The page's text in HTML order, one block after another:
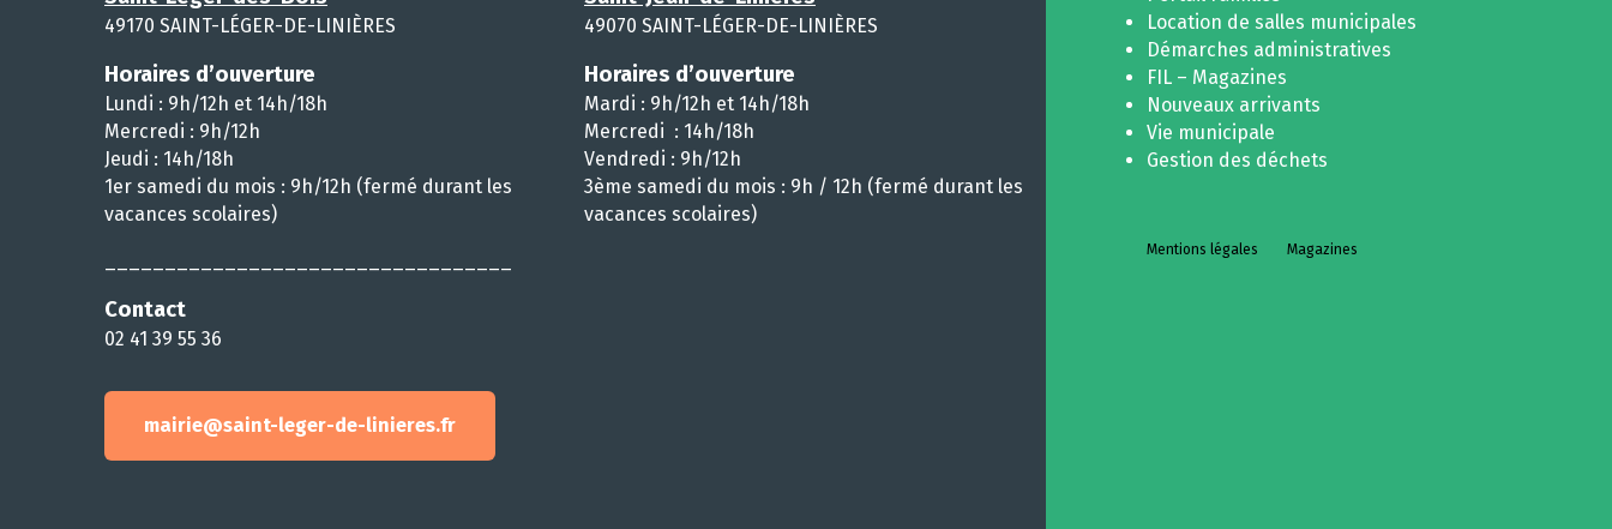
49170 SAINT-LÉGER-DE-LINIÈRES
Horaires d’ouverture
Lundi : 9h/12h et 14h/18h
Mercredi : 9h/12h
Jeudi : 14h/18h
1er samedi du mois : 9h/12h (fermé durant les
vacances scolaires)
Contact
02 41 39 55 36
mairie@saint-leger-de-linieres.fr
49070 SAINT-LÉGER-DE-LINIÈRES
Horaires d’ouverture
Mardi : 9h/12h et 14h/18h
Mercredi : 14h/18h
Vendredi : 9h/12h
3ème samedi du mois : 9h / 12h (fermé durant les
vacances scolaires)
Location de salles municipales
Démarches administratives
FIL – Magazines
Nouveaux arrivants
Vie municipale
Gestion des déchets
Mentions légales Magazines